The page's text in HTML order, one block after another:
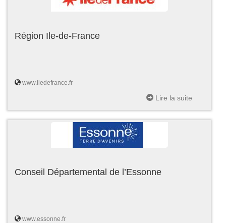
Région Ile-de-France
www.iledefrance.fr
Lire la suite
Conseil Départemental de l’Essonne
www.essonne.fr